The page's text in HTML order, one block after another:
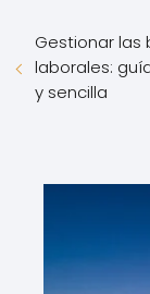
Gestionar las
laborales:
y sencilla